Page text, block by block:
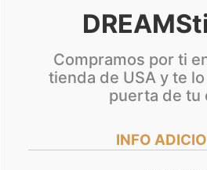
Compramos por ti
tienda de USA y te
puerta de tu
INFO